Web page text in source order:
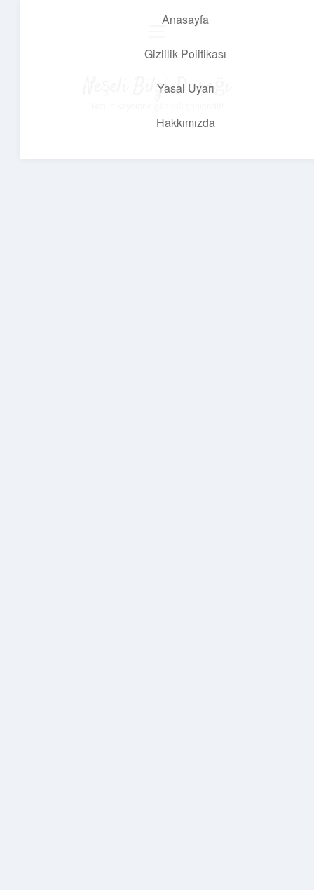
Anasayfa
Gizlilik Politikası
Yasal Uyarı
Hakkımızda
Neşeli Bilgi Durağı